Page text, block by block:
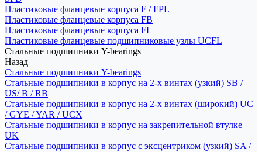
Пластиковые фланцевые корпуса F / FPL
Пластиковые фланцевые корпуса FB
Пластиковые фланцевые корпуса FL
Пластиковые фланцевые подшипниковые узлы UCFL
Стальные подшипники Y-bearings
Назад
Стальные подшипники Y-bearings
Стальные подшипники в корпус на 2-х винтах (узкий) SB /
US/ B / RB
Стальные подшипники в корпус на 2-х винтах (широкий) UC
/ GYE / YAR / UCX
Стальные подшипники в корпус на закрепительной втулке
UK
Стальные подшипники в корпус с эксцентриком (узкий) SA /